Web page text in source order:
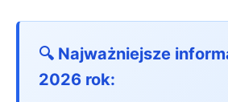
🔍 Najważniejsze
2026 rok: